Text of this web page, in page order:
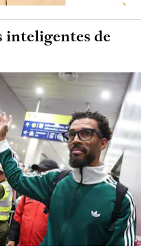
inteligentes de